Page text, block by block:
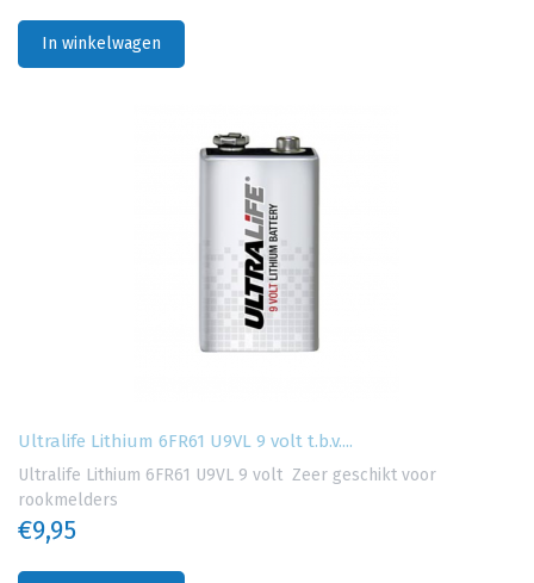
In winkelwagen
Ultralife Lithium 6FR61 U9VL 9 volt t.b.v....
Ultralife Lithium 6FR61 U9VL 9 volt Zeer geschikt voor
rookmelders
€9,95